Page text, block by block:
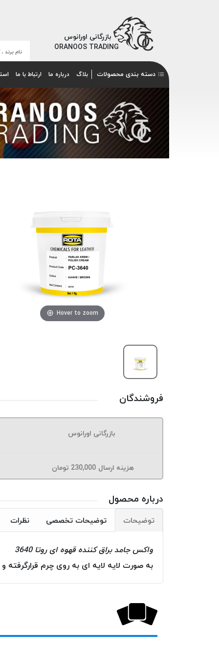
بازرگانی اورانوس
ORANOOS TRADING
دسته بندی محصولات بلاگ درباره ما ارتباط با ما
Hover to zoom
فروشندگان
بازرگانی اورانوس
هزینه ارسال 230,000 تومان
درباره محصول
توضیحات توضیحات تخصصی نظرات
واکس جامد براق کننده قهوه ای روتا 3640
به صورت لایه لایه ای به روی چرم